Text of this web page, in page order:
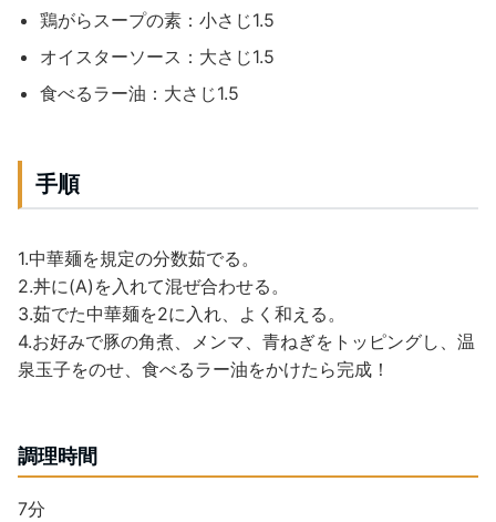
鶏がらスープの素：小さじ1.5
オイスターソース：大さじ1.5
食べるラー油：大さじ1.5
手順
1.中華麺を規定の分数茹でる。
2.丼に(A)を入れて混ぜ合わせる。
3.茹でた中華麺を2に入れ、よく和える。
4.お好みで豚の角煮、メンマ、青ねぎをトッピングし、温
泉玉子をのせ、食べるラー油をかけたら完成！
調理時間
7分